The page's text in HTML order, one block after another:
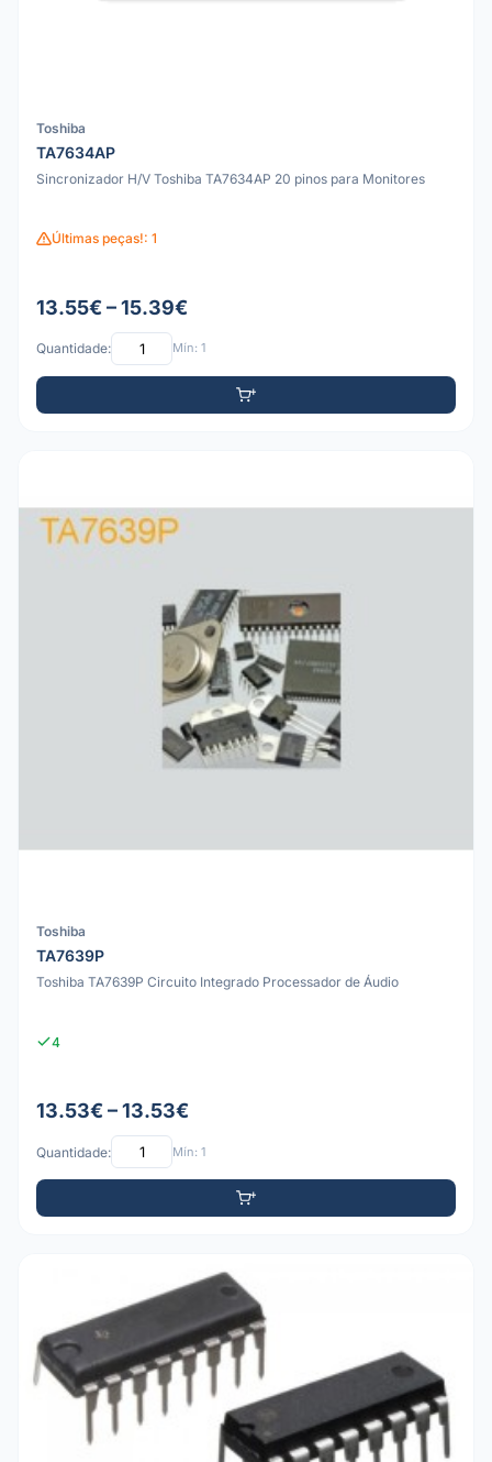
Toshiba
TA7634AP
Sincronizador H/V Toshiba TA7634AP 20 pinos para Monitores
Últimas peças!: 1
13.55€ – 15.39€
Quantidade: Mín: 1
Toshiba
TA7639P
Toshiba TA7639P Circuito Integrado Processador de Áudio
4
13.53€ – 13.53€
Quantidade: Mín: 1